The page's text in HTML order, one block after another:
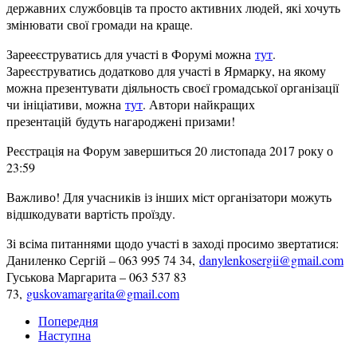
державних службовців та просто активних людей, які хочуть
змінювати свої громади на краще.
Зарееєструватись для участі в Форумі можна тут.
Зареєструватись додатково для участі в Ярмарку, на якому
можна презентувати діяльность своєї громадської організації
чи ініціативи, можна тут. Автори найкращих
презентацій будуть нагароджені призами!
Реєстрація на Форум завершиться 20 листопада 2017 року о
23:59
Важливо! Для учасників із інших міст організатори можуть
відшкодувати вартість проїзду.
Зі всіма питаннями щодо участі в заході просимо звертатися:
Даниленко Сергій – 063 995 74 34, danylenkosergii@gmail.com
Гуськова Маргарита – 063 537 83
73, guskovamargarita@gmail.com
Попередня
Наступна